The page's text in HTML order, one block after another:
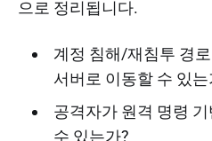
으로 정리됩니다.
계정 침해/재침투 경
서버로 이동할 수 있는
공격자가 원격 명령
수 있는가?